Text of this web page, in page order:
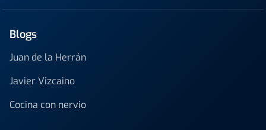
Blogs
Juan de la Herrán
Javier Vizcaino
Cocina con nervio